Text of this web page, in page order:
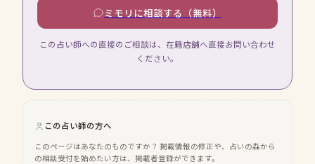
ミモリに相談する（無料）
この占い師への直接のご相談は、在籍店舗へ直接お問い合わせ
ください。
この占い師の方へ
このページはあなたのものですか？ 掲載情報の修正や、占いの森から
の相談受付を始めたい方は、掲載者登録ができます。